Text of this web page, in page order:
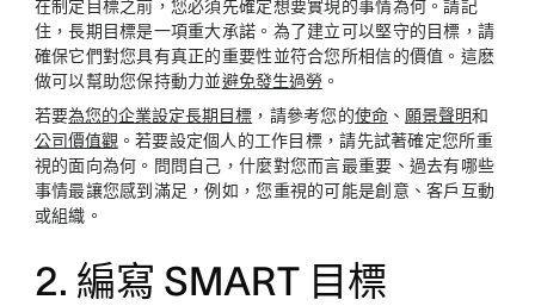
在制定目標之前，您必須先確定想要實現的事情為何。請記
住，長期目標是一項重大承諾。為了建立可以堅守的目標，請
確保它們對您具有真正的重要性並符合您所相信的價值。這麽
做可以幫助您保持動力並避免發生過勞 。
若要為您的企業設定長期目標 ，請參考您的使命、願景聲明和
公司價值觀。若要設定個人的工作目標，請先試著確定您所重
視的面向為何。問問自己，什麼對您而言最重要、過去有哪些
事情最讓您感到滿足，例如，您重視的可能是創意、客戶互動
或組織。
2. 編寫 SMART 目標